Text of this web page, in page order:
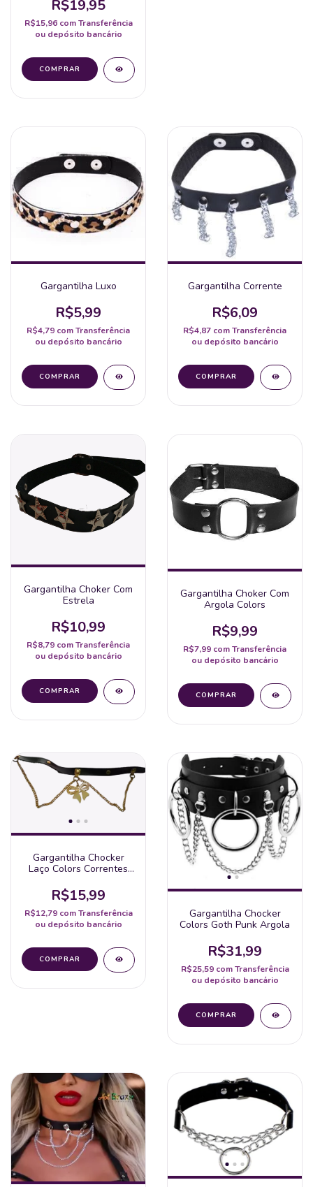
R$19,95
R$15,96 com Transferência
ou depósito bancário
Gargantilha Luxo
R$5,99
R$4,79 comTransferência
ou depósito bancário
Gargantilha Corrente
R$6,09
R$4,87 comTransferência
ou depósito bancário
Gargantilha Choker Com
Estrela
R$10,99
R$8,79 comTransferência
ou depósito bancário
Gargantilha Choker Com
Argola Colors
R$9,99
R$7,99 comTransferência
ou depósito bancário
Gargantilha Chocker
Laço Colors Correntes
R$15,99
R$12,79 com Transferência
ou depósito bancário
Gargantilha Chocker
Colors Goth Punk Argola
R$31,99
R$25,59 com Transferência
ou depósito bancário